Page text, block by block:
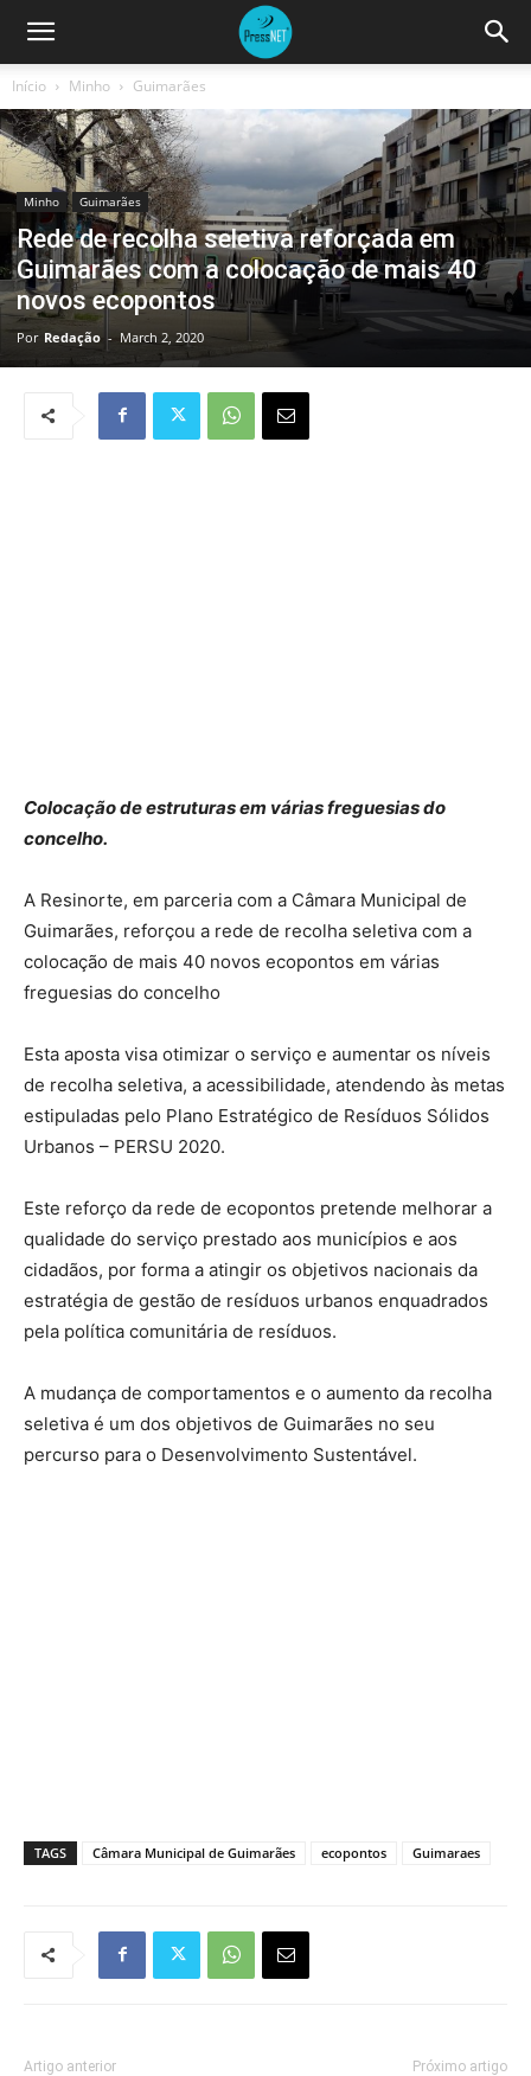
Início Minho Guimarães
Minho Guimarães
Rede de recolha seletiva reforçada em
Guimarães com a colocação de mais 40
novos ecopontos
Por Redação - March 2, 2020
Colocação de estruturas em várias freguesias do
concelho.
A Resinorte, em parceria com a Câmara Municipal de
Guimarães, reforçou a rede de recolha seletiva com a
colocação de mais 40 novos ecopontos em várias
freguesias do concelho
Esta aposta visa otimizar o serviço e aumentar os níveis
de recolha seletiva, a acessibilidade, atendendo às metas
estipuladas pelo Plano Estratégico de Resíduos Sólidos
Urbanos – PERSU 2020.
Este reforço da rede de ecopontos pretende melhorar a
qualidade do serviço prestado aos municípios e aos
cidadãos, por forma a atingir os objetivos nacionais da
estratégia de gestão de resíduos urbanos enquadrados
pela política comunitária de resíduos.
A mudança de comportamentos e o aumento da recolha
seletiva é um dos objetivos de Guimarães no seu
percurso para o Desenvolvimento Sustentável.
TAGS Câmara Municipal de Guimarães ecopontos Guimaraes
Artigo anterior Próximo artigo